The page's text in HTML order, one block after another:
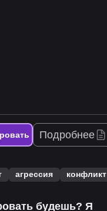
Подробнее
агрессия конфликт
будешь? Я